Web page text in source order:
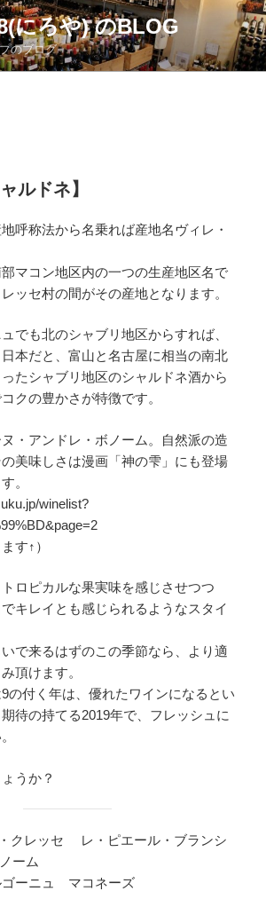
にろや) のBLOG
のブログ
ルドネ】
呼称法から名乗れば産地名ヴィレ・
マコン地区内の一つの生産地区名で
ッセ村の間がその産地となります。
でも北のシャブリ地区からすれば、
本だと、富山と名古屋に相当の南北
たシャブリ地区のシャルドネ酒から
クの豊かさが特徴です。
・アンドレ・ボノーム。自然派の造
美味しさは漫画「神の雫」にも登場
。
winelist?
す↑）
ロピカルな果実味を感じさせつつ
キレイとも感じられるようなスタイ
で来るはずのこの季節なら、より適
頂けます。
の付く年は、優れたワインになるとい
待の持てる2019年で、フレッシュに
うか？
クレッセ レ・ピエール・ブランシ
ーム
ーニュ マコネーズ